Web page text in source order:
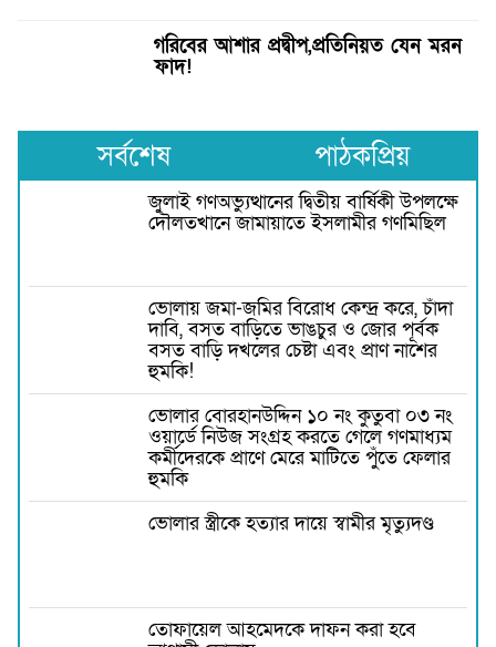
গরিবের আশার প্রদ্বীপ,প্রতিনিয়ত যেন মরন
ফাদ!
সর্বশেষ পাঠকপ্রিয়
জুলাই গণঅভ্যুত্থানের দ্বিতীয় বার্ষিকী উপলক্ষে
দৌলতখানে জামায়াতে ইসলামীর গণমিছিল
ভোলায় জমা-জমির বিরোধ কেন্দ্র করে, চাঁদা
দাবি, বসত বাড়িতে ভাঙচুর ও জোর পূর্বক
বসত বাড়ি দখলের চেষ্টা এবং প্রাণ নাশের
হুমকি! ‎
ভোলার বোরহানউদ্দিন ১০ নং কুতুবা ০৩ নং
ওয়ার্ডে নিউজ সংগ্রহ করতে গেলে গণমাধ্যম
কর্মীদেরকে প্রাণে মেরে মাটিতে পুঁতে ফেলার
হুমকি
ভোলার স্ত্রীকে হত্যার দায়ে স্বামীর মৃত্যুদণ্ড
তোফায়েল আহমেদকে দাফন করা হবে